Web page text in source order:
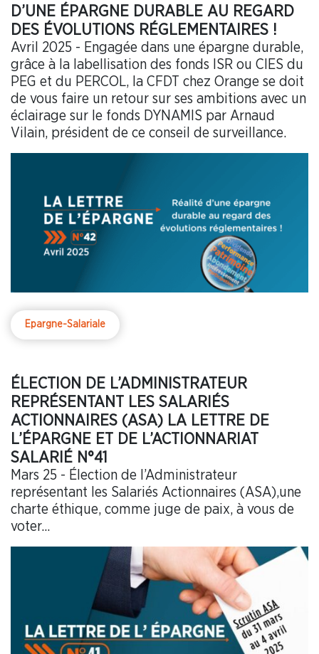
D’UNE ÉPARGNE DURABLE AU REGARD
DES ÉVOLUTIONS RÉGLEMENTAIRES !
Avril 2025 - Engagée dans une épargne durable,
grâce à la labellisation des fonds ISR ou CIES du
PEG et du PERCOL, la CFDT chez Orange se doit
de vous faire un retour sur ses ambitions avec un
éclairage sur le fonds DYNAMIS par Arnaud
Vilain, président de ce conseil de surveillance.
Epargne-Salariale
ÉLECTION DE L’ADMINISTRATEUR
REPRÉSENTANT LES SALARIÉS
ACTIONNAIRES (ASA) LA LETTRE DE
L’ÉPARGNE ET DE L’ACTIONNARIAT
SALARIÉ N°41
Mars 25 - Élection de l’Administrateur
représentant les Salariés Actionnaires (ASA),une
charte éthique, comme juge de paix, à vous de
voter...